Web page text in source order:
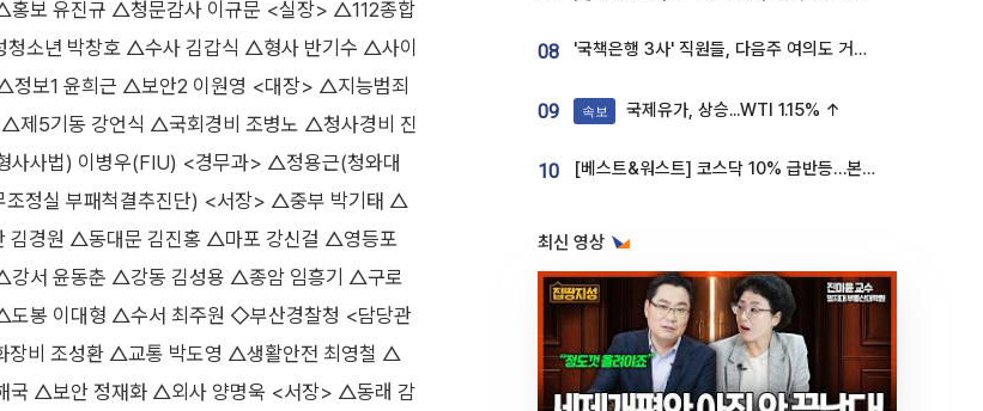
보 유진규 △청문감사 이규문 <실장> △112종합
소년 박창호 △수사 김갑식 △형사 반기수 △사이
보1 윤희근 △보안2 이원영 <대장> △지능범죄
제5기동 강언식 △국회경비 조병노 △청사경비 진
사법) 이병우(FIU) <경무과> △정용근(청와대
조정실 부패척결추진단) <서장> △중부 박기태 △
경원 △동대문 김진홍 △마포 강신걸 △영등포
서 윤동춘 △강동 김성용 △종암 임흥기 △구로
봉 이대형 △수서 최주원 ◇부산경찰청 <담당관
비 조성환 △교통 박도영 △생활안전 최영철 △
국 △보안 정재화 △외사 양명욱 <서장> △동래 감
08 '국책은행 3사' 직원들, 다음주 여의도 거리 나서는 까닭은
09 속보 국제유가, 상승...WTI 1.15% ↑
10 [베스트&워스트] 코스닥 10% 급반등…본느, 최대주주 변경 기대에 270% 폭등
최신 영상